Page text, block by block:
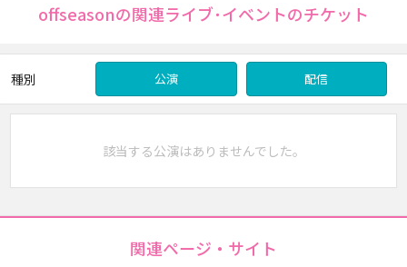
offseasonの関連ライブ･イベントのチケット
種別 公演 配信
該当する公演はありませんでした。
関連ページ・サイト